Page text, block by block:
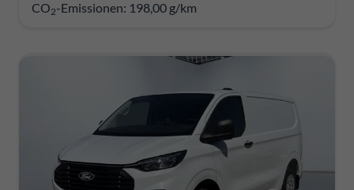
CO2-Emissionen: 198,00 g/km